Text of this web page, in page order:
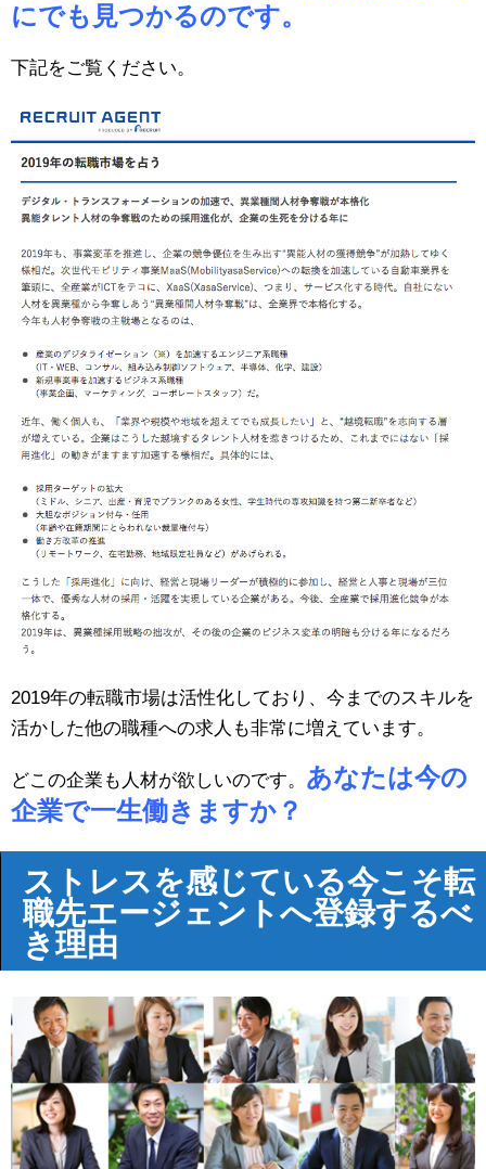
にでも見つかるのです。
下記をご覧ください。
2019年の転職市場は活性化しており、今までのスキルを
活かした他の職種への求人も非常に増えています。
どこの企業も人材が欲しいのです。 あなたは今の
企業で一生働きますか？
ストレスを感じている今こそ転
職先エージェントへ登録するべ
き理由